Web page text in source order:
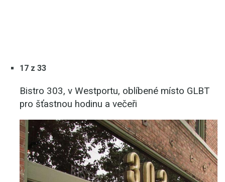
17 z 33
Bistro 303, v Westportu, oblíbené místo GLBT
pro šťastnou hodinu a večeři